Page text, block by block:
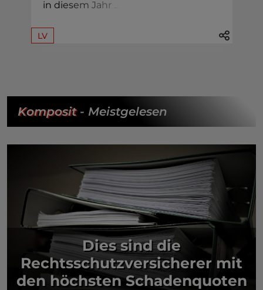
in diesem Jah r
LV
Komposit- Meistgelesen
Dies sind die
Rechtsschutzversicherer mit
den höchsten Schadenquoten